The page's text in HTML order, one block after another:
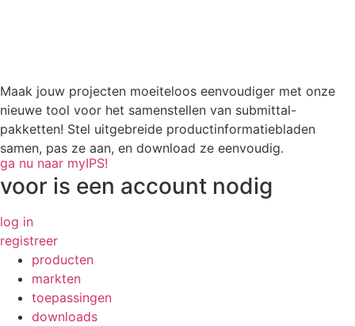
Maak jouw projecten moeiteloos eenvoudiger met onze
nieuwe tool voor het samenstellen van submittal-
pakketten! Stel uitgebreide productinformatiebladen
samen, pas ze aan, en download ze eenvoudig.
ga nu naar myIPS!
voor is een account nodig
log in
registreer
producten
markten
toepassingen
downloads